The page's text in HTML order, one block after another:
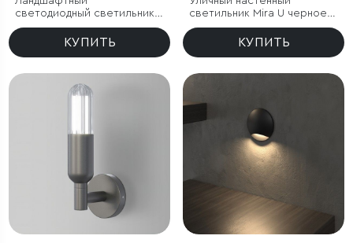
светодиодный светильник
Nimbus IP54
КУПИТЬ
светильник Mira U черное
золото IP44
КУПИТЬ